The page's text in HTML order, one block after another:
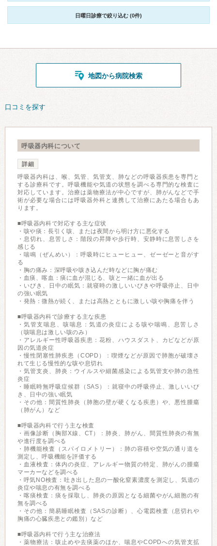
日曜日診療で絞り込む (0件)
地図から病院検索
口コミを探す
呼吸器内科について
詳細
呼吸器内科は、喉、気管、気管支、肺などの呼吸器疾患を専門と
する診療科です。呼吸機能や気道の状態を調べる専門的な検査に
対応しています。治療は薬物療法が中心ですが、肺がんなどで手
術が必要な場合には呼吸器外科と連携して治療にあたる場合もあ
ります。
■呼吸器内科で対応する主な症状
・咳や痰：長引く咳、または夜間から明け方に悪化する
・息切れ、息苦しさ：階段の昇降や歩行時、安静時に息苦しさを
感じる
・喘鳴（ぜんめい）：呼吸時にヒューヒュー、ゼーゼーと音がす
る
・胸の痛み：深呼吸や咳き込んだ時などに胸が痛む
・血痰、喀血：痰に血が混じる、咳と一緒に血が出る
・いびき、日中の眠気：就寝時の激しいいびきや呼吸停止、日中
の強い眠気
・発熱：微熱が続く、または高熱とともに激しい咳や胸痛を伴う
■呼吸器内科で診療する主な疾患
・気管支喘息、咳喘息：気道の炎症による咳や喘鳴、息苦しさ
（咳喘息は激しい咳のみ）
・アレルギー性呼吸器疾患：花粉、ハウスダスト、カビなどが原
因の気道炎症
・慢性閉塞性肺疾患（COPD）：喫煙などが原因で肺胞が破壊さ
れて生じる慢性的な咳や息切れ
・気管支炎、肺炎：ウイルスや細菌感染による気管支や肺の急性
炎症
・睡眠時無呼吸症候群（SAS）：就寝中の呼吸停止、激しいいび
き、日中の強い眠気
・その他：間質性肺炎（肺胞の壁が硬くなる疾患）や、悪性腫瘍
（肺がん）など
■呼吸器内科で行う主な検査
・画像診断（胸部X線、CT）：肺炎、肺がん、間質性肺炎の有無
や進行度を調べる
・肺機能検査（スパイロメトリー）：肺の容積や空気の通り道を
測定し、呼吸機能を評価する
・血液検査：体内の炎症、アレルギー物質の特定、肺がんの腫瘍
マーカーなどを調べる
・呼気NO検査：吐き出した息の一酸化窒素濃度を測定し、気道の
炎症や喘息の有無を調べる
・喀痰検査：痰を採取し、肺炎の原因となる細菌やがん細胞の有
無を調べる
・その他：簡易睡眠検査（SASの診断）、心電図検査（息切れや
胸痛の心臓疾患との鑑別）など
■呼吸器内科で行う主な治療法
・薬物療法：咳止めや去痰薬のほか、喘息やCOPDへの気管支拡